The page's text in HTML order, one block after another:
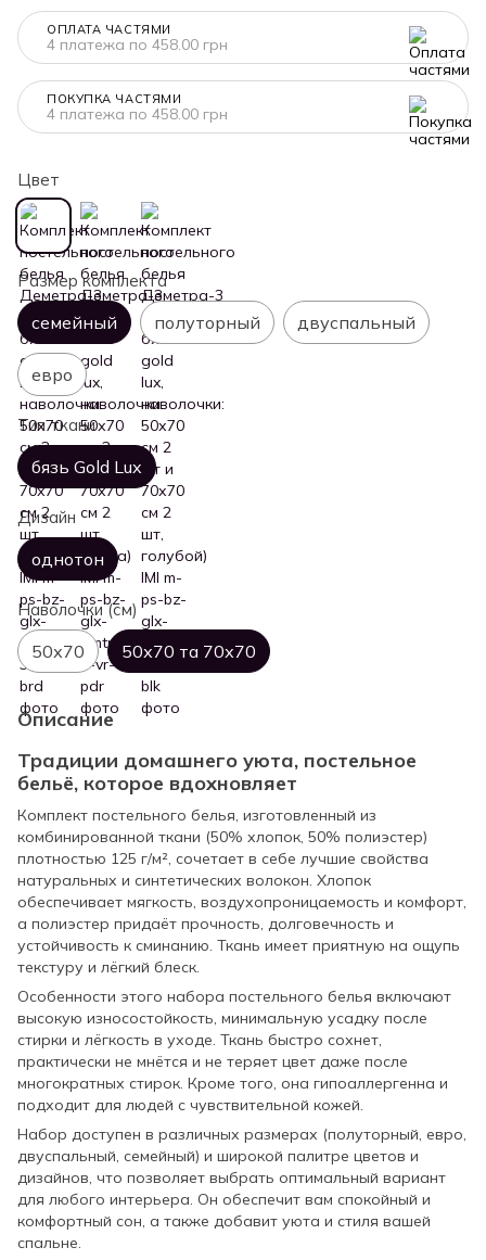
ОПЛАТА ЧАСТЯМИ
4 платежа по 458.00 грн
ПОКУПКА ЧАСТЯМИ
4 платежа по 458.00 грн
Цвет
Размер комплекта
семейный полуторный двуспальный
евро
Тип ткани
бязь Gold Lux
Дизайн
однотон
Наволочки (см)
50х70 50х70 та 70х70
Описание
Традиции домашнего уюта, постельное
бельё, которое вдохновляет
Комплект постельного белья, изготовленный из
комбинированной ткани (50% хлопок, 50% полиэстер)
плотностью 125 г/м², сочетает в себе лучшие свойства
натуральных и синтетических волокон. Хлопок
обеспечивает мягкость, воздухопроницаемость и комфорт,
а полиэстер придаёт прочность, долговечность и
устойчивость к сминанию. Ткань имеет приятную на ощупь
текстуру и лёгкий блеск.
Особенности этого набора постельного белья включают
высокую износостойкость, минимальную усадку после
стирки и лёгкость в уходе. Ткань быстро сохнет,
практически не мнётся и не теряет цвет даже после
многократных стирок. Кроме того, она гипоаллергенна и
подходит для людей с чувствительной кожей.
Набор доступен в различных размерах (полуторный, евро,
двуспальный, семейный) и широкой палитре цветов и
дизайнов, что позволяет выбрать оптимальный вариант
для любого интерьера. Он обеспечит вам спокойный и
комфортный сон, а также добавит уюта и стиля вашей
спальне.